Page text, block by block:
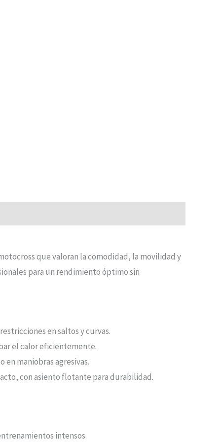
que valoran la comodidad, la movilidad y
para un rendimiento óptimo sin
en saltos y curvas.
el calor eficientemente.
maniobras agresivas.
con asiento flotante para durabilidad.
intensos.